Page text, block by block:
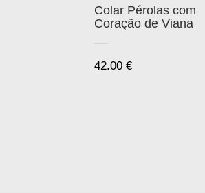
Colar Pérolas com
Coração de Viana
42.00 €